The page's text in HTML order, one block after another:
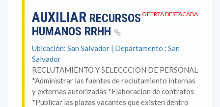
OFERTA DESTACADA
AUXILIAR RECURSOS
HUMANOS RRHH
Ubicación: San Salvador | Departamento : San
Salvador
RECLUTAMIENTO Y SELECCCION DE PERSONAL
*Administrar las fuentes de reclutamiento internas
y externas autorizadas *Elaboracion de contratos
*Publicar las plazas vacantes que existen dentro